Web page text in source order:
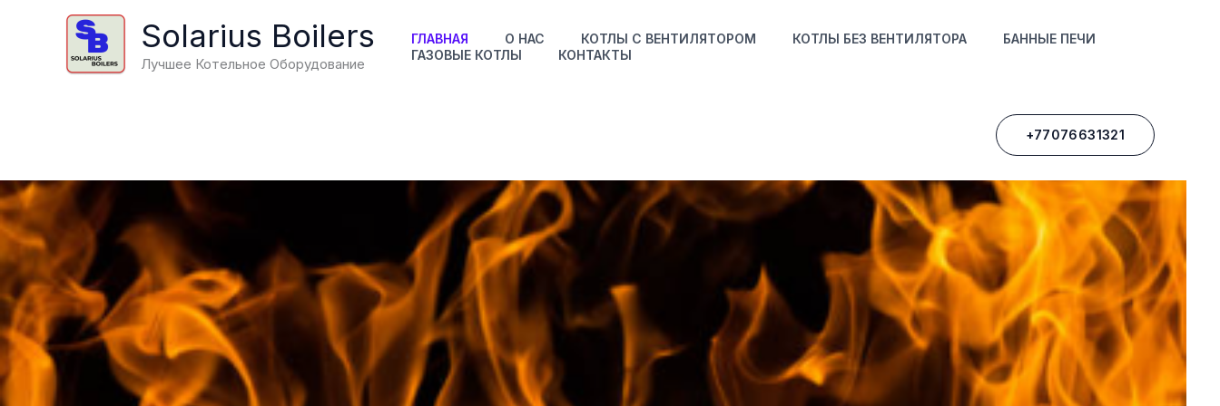
содержимому
Solarius Boilers
Лучшее Котельное Оборудование
ГЛАВНАЯ О НАС КОТЛЫ С ВЕНТИЛЯТОРОМ КОТЛЫ БЕЗ ВЕНТИЛЯТОРА
БАННЫЕ ПЕЧИ
ГАЗОВЫЕ КОТЛЫ
КОНТАКТЫ
+77076631321
Solarius Boilers
Котлы отопления